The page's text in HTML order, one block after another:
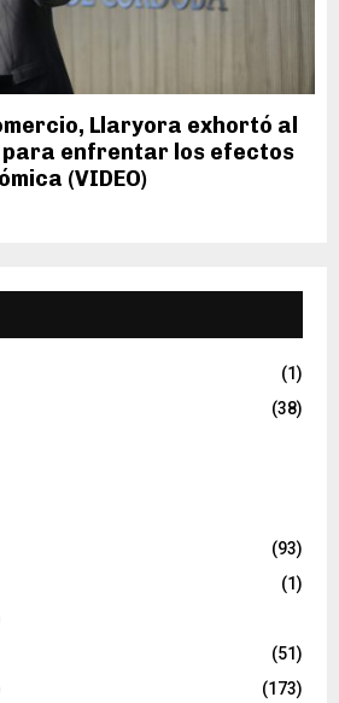
Llaryora exhortó al
enfrentar los efectos
(VIDEO)
(1)
(38)
(93)
(1)
(51)
(173)